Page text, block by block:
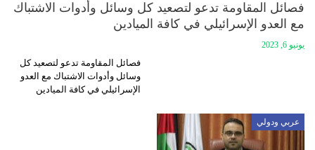
فصائل المقاومة تدعو لتصعيد كل وسائل وأدوات الاشتباك
مع العدو الإسرائيلي في كافة الميادين
يونيو 6, 2023
فصائل المقاومة تدعو لتصعيد كل
وسائل وأدوات الاشتباك مع العدو
الإسرائيلي في كافة الميادين
عربي ودولي